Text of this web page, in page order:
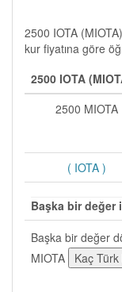
2500 IOTA
kur fiyatına göre
2500 IOTA
2500 MIOTA
( IOTA )
Başka bir değer
Başka bir değer
MIOTA